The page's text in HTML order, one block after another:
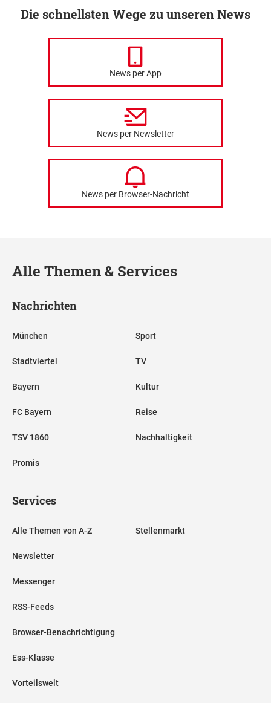
Die schnellsten Wege zu unseren News
News per App
News per Newsletter
News per Browser-Nachricht
Alle Themen & Services
Nachrichten
München
Stadtviertel
Bayern
FC Bayern
TSV 1860
Promis
Sport
TV
Kultur
Reise
Nachhaltigkeit
Services
Alle Themen von A-Z
Newsletter
Messenger
RSS-Feeds
Browser-Benachrichtigung
Ess-Klasse
Vorteilswelt
Stellenmarkt